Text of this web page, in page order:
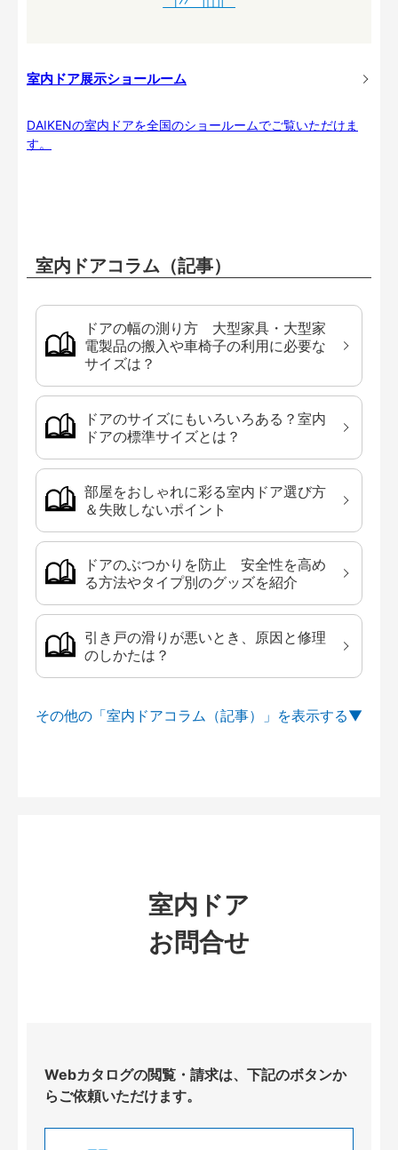
室内ドア展示ショールーム
DAIKENの室内ドアを全国のショールームでご覧いただけま
す。
室内ドアコラム（記事）
ドアの幅の測り方 大型家具・大型家
電製品の搬入や車椅子の利用に必要な
サイズは？
ドアのサイズにもいろいろある？室内
ドアの標準サイズとは？
部屋をおしゃれに彩る室内ドア選び方
＆失敗しないポイント
ドアのぶつかりを防止 安全性を高め
る方法やタイプ別のグッズを紹介
引き戸の滑りが悪いとき、原因と修理
のしかたは？
その他の「室内ドアコラム（記事）」を
室内ドア
お問合せ
Webカタログの閲覧・請求は、下記のボタンか
らご依頼いただけます。